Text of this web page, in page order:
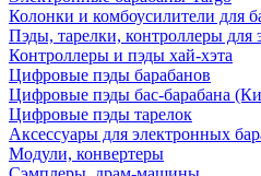
Колонки и комбоусилители для
Пэды, тарелки, контроллеры для
Контроллеры и пэды хай-хэта
Цифровые пэды барабанов
Цифровые пэды бас-барабана
Цифровые пэды тарелок
Аксессуары для электронных
Модули, конвертеры